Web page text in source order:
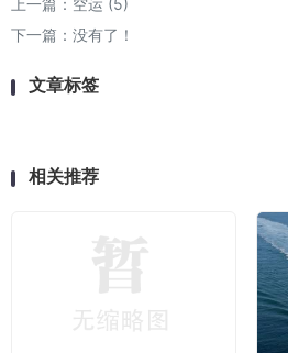
上一篇： 空运 (5)
下一篇：没有了！
文章标签
相关推荐